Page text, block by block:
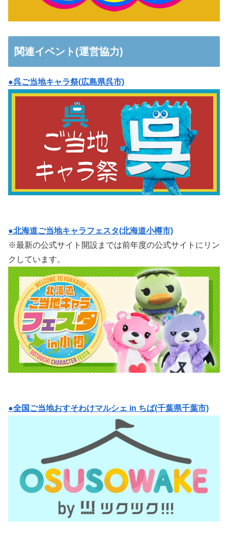
関連イベント(運営協力)
●呉ご当地キャラ祭(広島県呉市)
●北海道ご当地キャラフェスタ(北海道小樽市)
※最新の公式サイト開設までは前年度の公式サイトにリン
クしています。
●全国ご当地おすそわけマルシェ in ちば(千葉県千葉市)